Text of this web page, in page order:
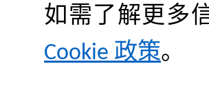
如需了解更多
Cookie 政策。